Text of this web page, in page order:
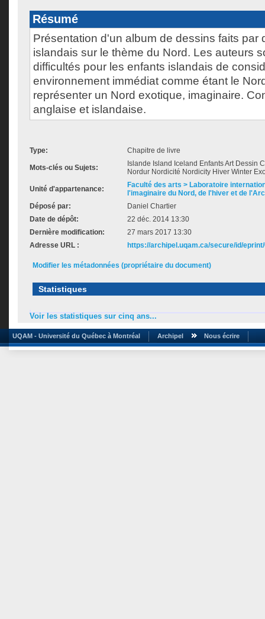
Résumé
Présentation d'un album de dessins faits par
islandais sur le thème du Nord. Les auteurs
difficultés pour les enfants islandais de
environnement immédiat comme étant le
représenter un Nord exotique, imaginaire.
anglaise et islandaise.
Type: Chapitre de livre
Mots-clés ou Sujets:
Islande Island Iceland Enfants Art Dessin
Nordur Nordicité Nordicity Hiver Winter
Unité d'appartenance:
Faculté des arts > Laboratoire
l'imaginaire du Nord, de l'hiver et de
Déposé par:
Daniel Chartier
Date de dépôt:
22 déc. 2014 13:30
Dernière modification:
27 mars 2017 13:30
Adresse URL :
https://archipel.uqam.ca/secure/id/
Modifier les métadonnées (propriétaire du document)
Statistiques
Voir les statistiques sur cinq ans...
UQAM - Université du Québec à Montréal Archipel Nous écrire